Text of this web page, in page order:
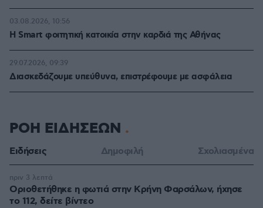
Η Smart φοιτητική κατοικία στην καρδιά της Αθήνας
03.08.2026, 10:56
Διασκεδάζουμε υπεύθυνα, επιστρέφουμε με ασφάλεια
29.07.2026, 09:39
ΡΟΗ ΕΙΔΗΣΕΩΝ
Ειδήσεις Δημοφιλή Σχολιασμένα
Οριοθετήθηκε η φωτιά στην Κρήνη Φαρσάλων, ήχησε
το 112, δείτε βίντεο
πριν 3 λεπτά